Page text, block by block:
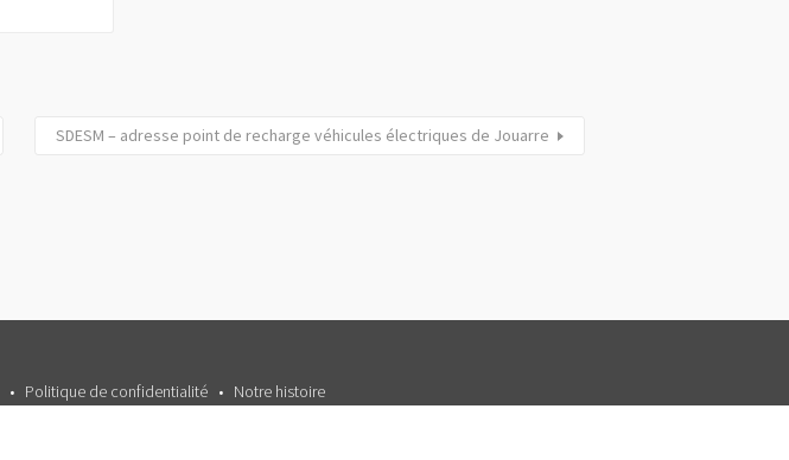
SDESM – adresse point de recharge véhicules électriques de Jouarre
Politique de confidentialité Notre histoire